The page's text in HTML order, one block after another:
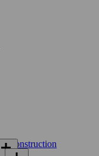
construction